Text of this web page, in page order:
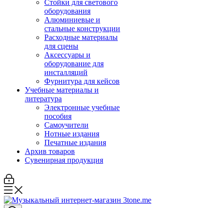
Стойки для светового
оборудования
Алюминиевые и
стальные конструкции
Расходные материалы
для сцены
Аксессуары и
оборудование для
инсталляций
Фурнитура для кейсов
Учебные материалы и
литература
Электронные учебные
пособия
Самоучители
Нотные издания
Печатные издания
Архив товаров
Сувенирная продукция